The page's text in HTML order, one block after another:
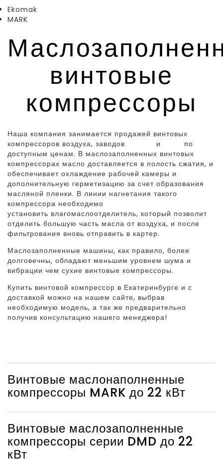
Ekomak
MARK
винтовые
компрессоры
Наша компания занимается продажей винтовых
компрессоров воздуха, заводов
и
по
доступным ценам. В маслозаполненных винтовых
компрессорах масло доставляется в полость сжатия, и
обеспечивает охлаждение рабочей камеры и
дополнительную герметизацию за счет образования
масляной пленки. В линии нагнетания такого
компрессора необходимо
установить влагомаслоотделитель, который позволит
отделить большую часть масла от воздуха, и после
фильтрования вновь отправить в картер.
Маслозаполненные машины, как правило, более
долговечны, обладают меньшим уровнем шума и
вибрации чем сухие винтовые компрессоры.
Купить винтовой компрессор в Екатеринбурге и с
доставкой можно на нашем сайте, выбрав
необходимую модель, а так же предварительно
получив консультацию нашего менеджера!
Винтовые маслонаполненные
компрессоры MARK до 22 кВт
Винтовые маслозаполненные
компрессоры серии DMD до 22
кВт